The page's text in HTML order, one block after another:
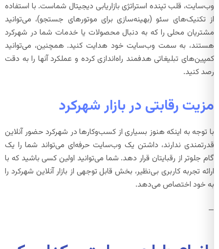
وب‌سایت، قلب تپنده استراتژی بازاریابی دیجیتال شماست. با استفاده
از تکنیک‌های سئو (بهینه‌سازی برای موتورهای جستجو)، می‌توانید
مشتریان محلی را که به دنبال محصولات یا خدمات شما در شهرکرد
هستند، به سمت وب‌سایت خود هدایت کنید. همچنین، می‌توانید
کمپین‌های تبلیغاتی هدفمند راه‌اندازی کرده و عملکرد آنها را به دقت
رصد کنید.
مزیت رقابتی در بازار شهرکرد
با توجه به اینکه هنوز بسیاری از کسب‌وکارها در شهرکرد حضور آنلاین
قدرتمندی ندارند، داشتن یک وب‌سایت حرفه‌ای می‌تواند شما را یک
گام جلوتر از رقبایتان قرار دهد. شما می‌توانید اولین کسی باشید که با
ارائه تجربه کاربری بی‌نظیر، بخش قابل توجهی از بازار آنلاین شهرکرد را
به خود اختصاص می‌دهد.
—